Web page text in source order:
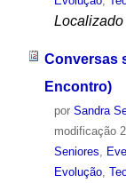
Localizado
Conversas
Encontro)
por Sandra
modificação
Seniores,
Evolução,